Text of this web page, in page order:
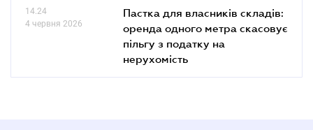
14.24
4 червня 2026
Пастка для власників складів:
оренда одного метра скасовує
пільгу з податку на
нерухомість